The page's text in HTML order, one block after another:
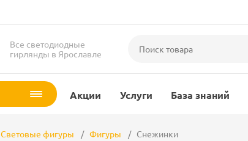
Все светодиодные
гирлянды в Ярославле
Акции Услуги База знаний
Световые фигуры Фигуры Снежинки